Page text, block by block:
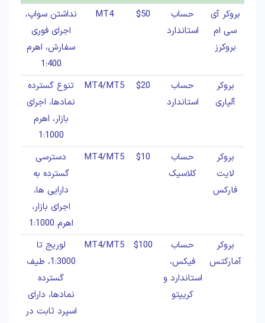
بروکر آی
سی ام
بروکرز
حساب
استاندارد
$50
MT4
نداشتن سواپ،
اجرای فوری
سفارش، اهرم
1:400
بروکر
آلپاری
حساب
استاندارد
$20
MT4/MT5
تنوع گسترده
نمادها، اجرای
بازار، اهرم
1:1000
بروکر
لایت
فارکس
حساب
کلاسیک
$10
MT4/MT5
دسترسی
گسترده به
دارایی ها،
اجرای بازار،
اهرم 1:1000
بروکر
آمارکتس
حساب
فیکس،
استاندارد و
کریپتو
$100
MT4/MT5
لوریج تا
1:3000، طیف
گسترده
نمادها، دارای
اسپرد ثابت در